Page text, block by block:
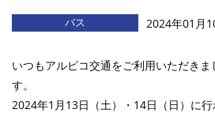
バス 2024年01月
いつもアルピコ交通をご利用いただき
す。
2024年1月13日（土）・14日（日）に